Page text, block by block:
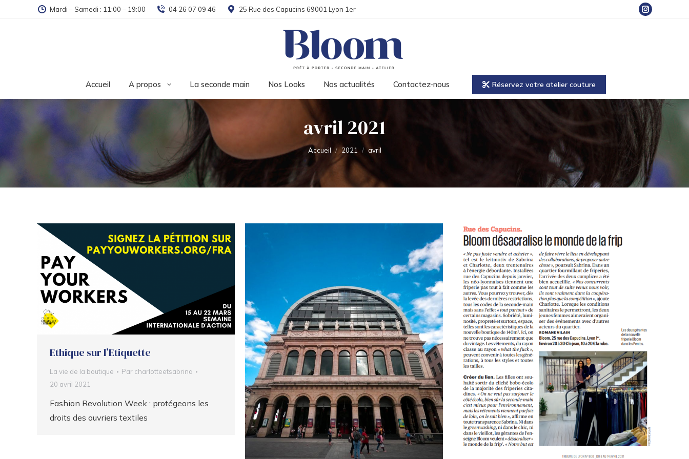
Mardi – Samedi : 11:00 – 19:00 04 26 07 09 46 25 Rue des Capucins 69001 Lyon 1er
Instagram
Accueil A propos La seconde main Nos Looks Nos actualités Contactez-nous Réservez votre atelier couture
avril 2021
Vous êtes ici :
Accueil 2021 avril
Ethique sur l’Etiquette
La vie de la boutique Par charlotteetsabrina
20 avril 2021
Fashion Revolution Week : protégeons les
droits des ouvriers textiles